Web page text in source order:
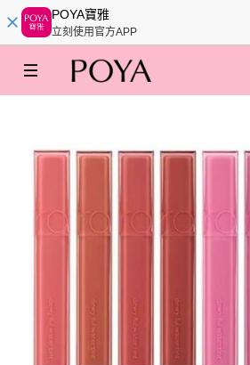
POYA寶雅
立刻使用官方APP